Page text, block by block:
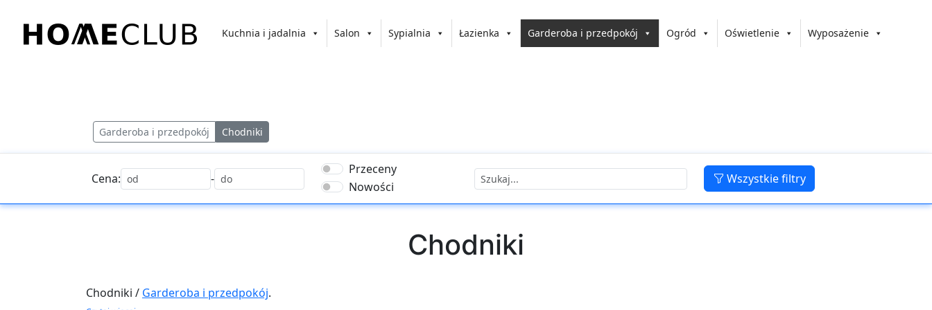
treści
Kuchnia i jadalnia Salon Sypialnia Łazienka Garderoba i przedpokój Ogród Oświetlenie Wyposażenie
Garderoba i przedpokój Chodniki
Cena: -
Przeceny
Nowości
Wszystkie filtry
Chodniki
Chodniki / Garderoba i przedpokój.